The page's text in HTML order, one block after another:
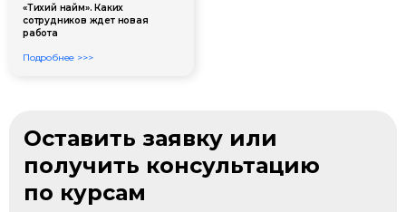
«Тихий найм». Каких
сотрудников ждет новая
работа
Подробнее >>>
Оставить заявку или
получить консультацию
по курсам